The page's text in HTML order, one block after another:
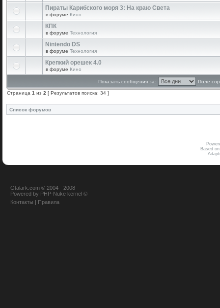
Пираты Карибского моря 3: На краю Света
в форуме Кино
КПК
в форуме Технология
Nintendo DS
в форуме Технология
Крепкий орешек 4.0
в форуме Кино
Показать сообщения за: Поле
Страница 1 из 2 [ Результатов поиска: 34 ]
Список форумов
Based
Gtalark.com © 2004 - 2008
Powered by PHP-Nuke kernel ©
Контакты | Правила